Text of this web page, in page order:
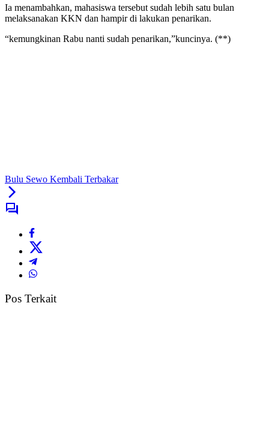
Ia menambahkan, mahasiswa tersebut sudah lebih satu bulan
melaksanakan KKN dan hampir di lakukan penarikan.
“kemungkinan Rabu nanti sudah penarikan,”kuncinya. (**)
Bulu Sewo Kembali Terbakar
Pos Terkait